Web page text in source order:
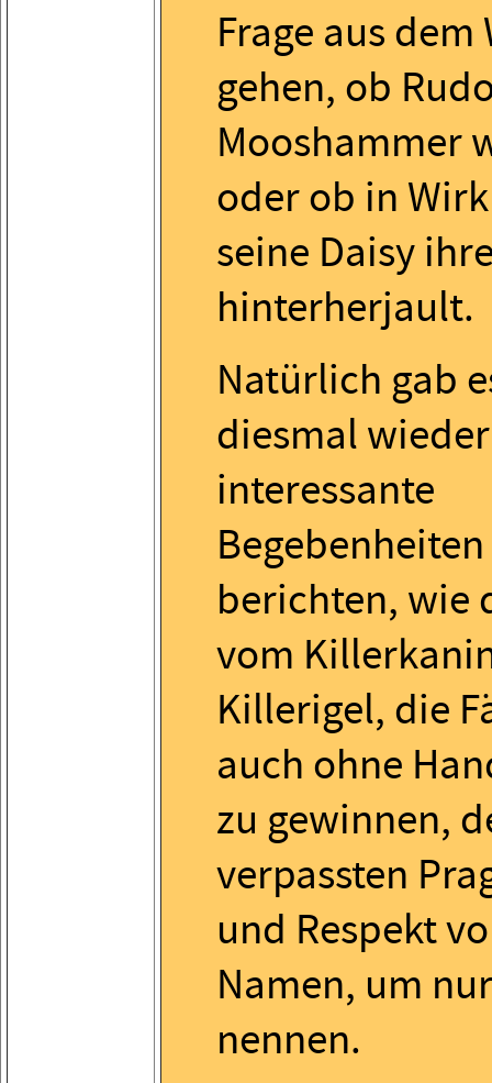
Frage aus dem
gehen, ob
Mooshammer
oder ob in
seine Daisy
hinterherjault.
Natürlich gab
diesmal
interessante
berichten, wie
vom
Killerigel, die
auch ohne
zu gewinnen,
verpassten
und Respekt
Namen, um
nennen.